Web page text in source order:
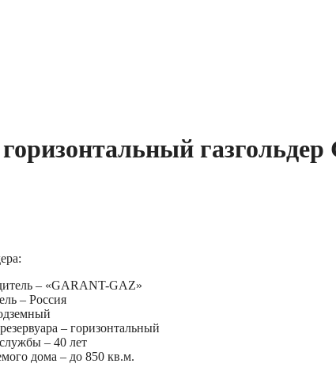
– «GARANT-GAZ»
– Россия
– горизонтальный
– 40 лет
дома – до 850 кв.м.